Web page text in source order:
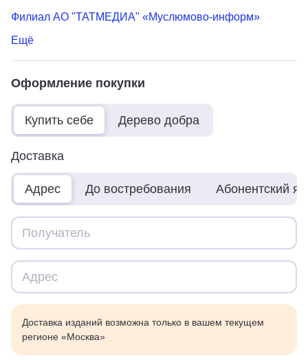
Филиал АО "ТАТМЕДИА" «Муслюмово-информ»
Ещё
Оформление покупки
Купить себе Дерево добра
Доставка
Адрес До востребования Абонентский
Доставка изданий возможна только в вашем текущем
регионе «Москва»